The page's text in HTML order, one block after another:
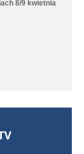
8/9 kwietnia